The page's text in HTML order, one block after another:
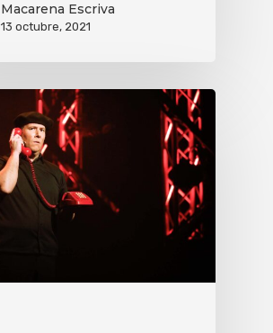
Macarena Escriva
13 octubre, 2021